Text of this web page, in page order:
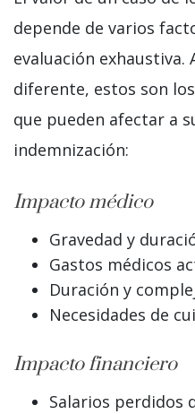
depende de varios
evaluación exhaustiva.
diferente, estos son
que pueden afectar a
indemnización:
Impacto médico
Gravedad y
Gastos médicos
Duración y
Necesidades de
Impacto financiero
Salarios perdidos